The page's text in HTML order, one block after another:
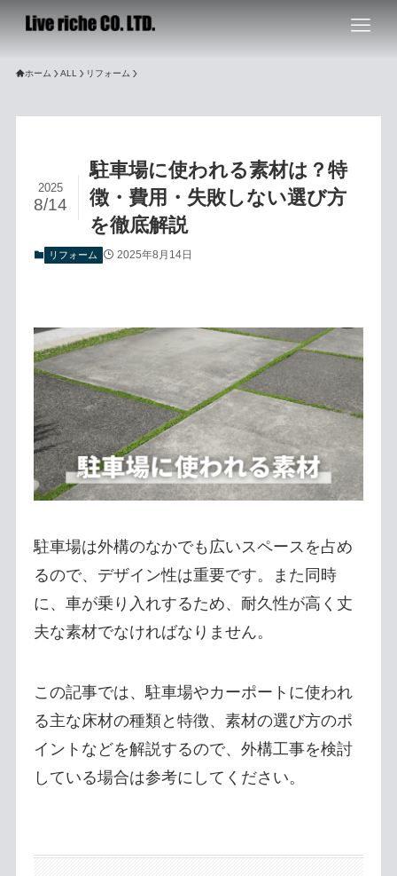
ホーム ALL リフォーム
駐車場に使われる素材は？特
徴・費用・失敗しない選び方
を徹底解説
2025
8/14
リフォーム 2025年8月14日
駐車場は外構のなかでも広いスペースを占め
るので、デザイン性は重要です。また同時
に、車が乗り入れするため、耐久性が高く丈
夫な素材でなければなりません。
この記事では、駐車場やカーポートに使われ
る主な床材の種類と特徴、素材の選び方のポ
イントなどを解説するので、外構工事を検討
している場合は参考にしてください。